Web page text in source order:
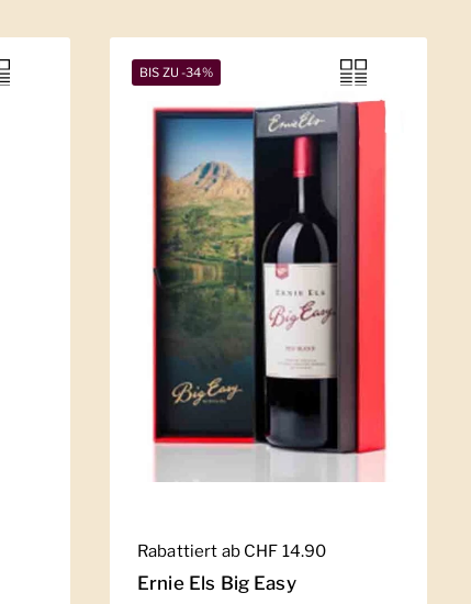
Regulärer Preis
Rabattiert ab CHF 14.90
Ernie Els Big Easy
BIS ZU -34%